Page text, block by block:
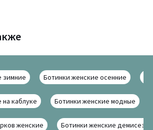
зимние Ботинки женские осенние
каблуке Ботинки женские модные
женские Ботинки женские